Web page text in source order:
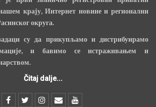
крају, Интернет новине и регионални
округа.
су да прикупљамо и дистрибуирамо
и бавимо се истраживањем и
Čitaj dalje...